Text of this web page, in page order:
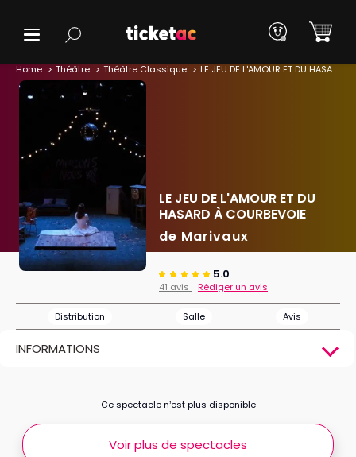
Home Théâtre Théâtre Classique LE JEU DE L'AMOUR ET DU HASARD À COURBEVOIE
LE JEU DE L'AMOUR ET DU
HASARD À COURBEVOIE
de Marivaux
5.0
41 avis Rédiger un avis
Distribution Salle Avis
INFORMATIONS
Ce spectacle n’est plus disponible
Voir plus de spectacles